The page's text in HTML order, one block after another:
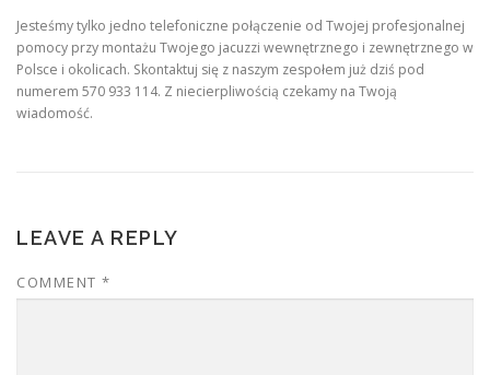
Jesteśmy tylko jedno telefoniczne połączenie od Twojej profesjonalnej
pomocy przy montażu Twojego jacuzzi wewnętrznego i zewnętrznego w
Polsce i okolicach. Skontaktuj się z naszym zespołem już dziś pod
numerem 570 933 114. Z niecierpliwością czekamy na Twoją
wiadomość.
LEAVE A REPLY
COMMENT *